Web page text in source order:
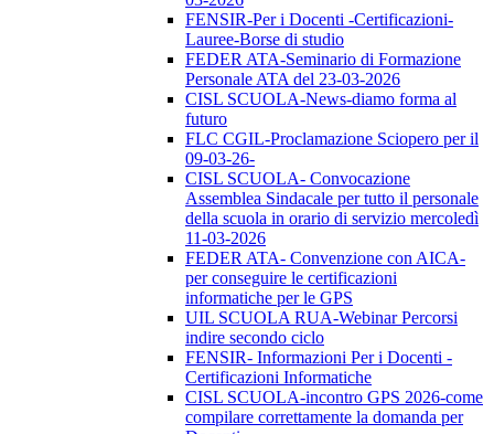
FENSIR-Per i Docenti -Certificazioni-
Lauree-Borse di studio
FEDER ATA-Seminario di Formazione
Personale ATA del 23-03-2026
CISL SCUOLA-News-diamo forma al
futuro
FLC CGIL-Proclamazione Sciopero per il
09-03-26-
CISL SCUOLA- Convocazione
Assemblea Sindacale per tutto il personale
della scuola in orario di servizio mercoledì
11-03-2026
FEDER ATA- Convenzione con AICA-
per conseguire le certificazioni
informatiche per le GPS
UIL SCUOLA RUA-Webinar Percorsi
indire secondo ciclo
FENSIR- Informazioni Per i Docenti -
Certificazioni Informatiche
CISL SCUOLA-incontro GPS 2026-come
compilare correttamente la domanda per